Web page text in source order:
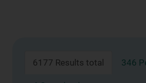
6177 Results total 346